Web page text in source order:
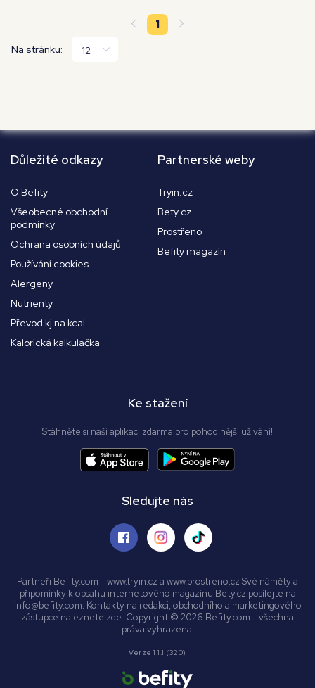
1
Na stránku:
Důležité odkazy
O Befity
Všeobecné obchodní
podmínky
Ochrana osobních údajů
Používání cookies
Alergeny
Nutrienty
Převod kj na kcal
Kalorická kalkulačka
Partnerské weby
Tryin.cz
Bety.cz
Prostřeno
Befity magazín
Ke stažení
Stáhněte si naší aplikaci zdarma pro pohodlnější užívání!
Sledujte nás
Partneři Befity.com - www.tryin.cz a www.prostreno.cz Své náměty a
připomínky k obsahu internetového magazínu Bety.cz posílejte na
info@befity.com. Kontakty na redakci, obchodního a marketingového
zástupce naleznete zde. Copyright © 2026 Befity.com - všechna
práva vyhrazena.
Verze 1.1.1 (320)